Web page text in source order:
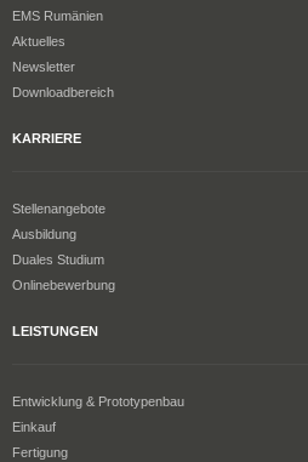
EMS Rumänien
Aktuelles
Newsletter
Downloadbereich
KARRIERE
Stellenangebote
Ausbildung
Duales Studium
Onlinebewerbung
LEISTUNGEN
Entwicklung & Prototypenbau
Einkauf
Fertigung